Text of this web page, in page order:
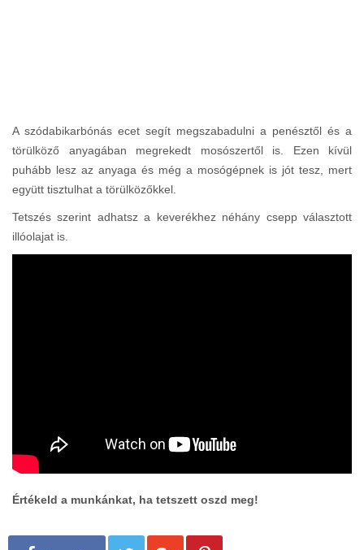
A szódabikarbónás ecet segít megszabadulni a penésztől és a
törülköző anyagában megrekedt mosószertől is. Ezen kívül
puhább lesz az anyaga és még a mosógépnek is jót tesz, mert
együtt tisztulhat a törülközőkkel.
Tetszés szerint adhatsz a keverékhez néhány csepp választott
illóolajat is.
Értékeld a munkánkat, ha tetszett oszd meg!